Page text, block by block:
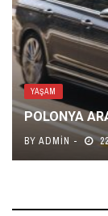
YAŞAM
POLONYA
BY ADMIN